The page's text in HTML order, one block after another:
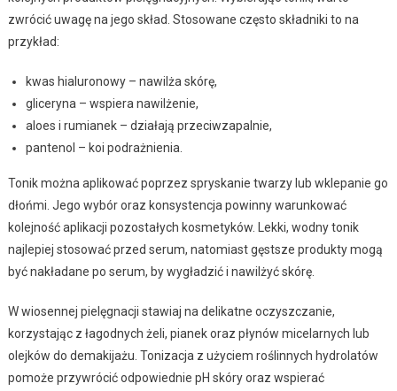
zwrócić uwagę na jego skład. Stosowane często składniki to na
przykład:
kwas hialuronowy – nawilża skórę,
gliceryna – wspiera nawilżenie,
aloes i rumianek – działają przeciwzapalnie,
pantenol – koi podrażnienia.
Tonik można aplikować poprzez spryskanie twarzy lub wklepanie go
dłońmi. Jego wybór oraz konsystencja powinny warunkować
kolejność aplikacji pozostałych kosmetyków. Lekki, wodny tonik
najlepiej stosować przed serum, natomiast gęstsze produkty mogą
być nakładane po serum, by wygładzić i nawilżyć skórę.
W wiosennej pielęgnacji stawiaj na delikatne oczyszczanie,
korzystając z łagodnych żeli, pianek oraz płynów micelarnych lub
olejków do demakijażu. Tonizacja z użyciem roślinnych hydrolatów
pomoże przywrócić odpowiednie pH skóry oraz wspierać